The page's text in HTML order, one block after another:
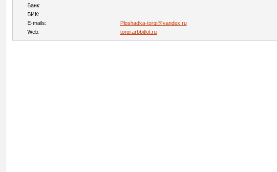
Банк:
БИК:
E-mails:
Ploshadka-torgi@yandex.ru
Web:
torgi.arbbitlot.ru